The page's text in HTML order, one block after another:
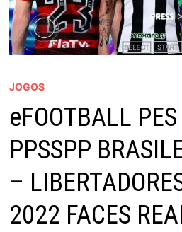
JOGOS
eFOOTBALL
PPSSPP
–
2022 FACES